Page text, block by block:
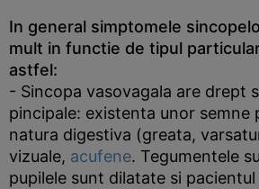
In general simptomele
mult in functie de tipul
astfel:
- Sincopa vasovagala are drept
pincipale: existenta unor semne
natura digestiva (greata,
vizuale, acufene. Tegumentele
pupilele sunt dilatate si